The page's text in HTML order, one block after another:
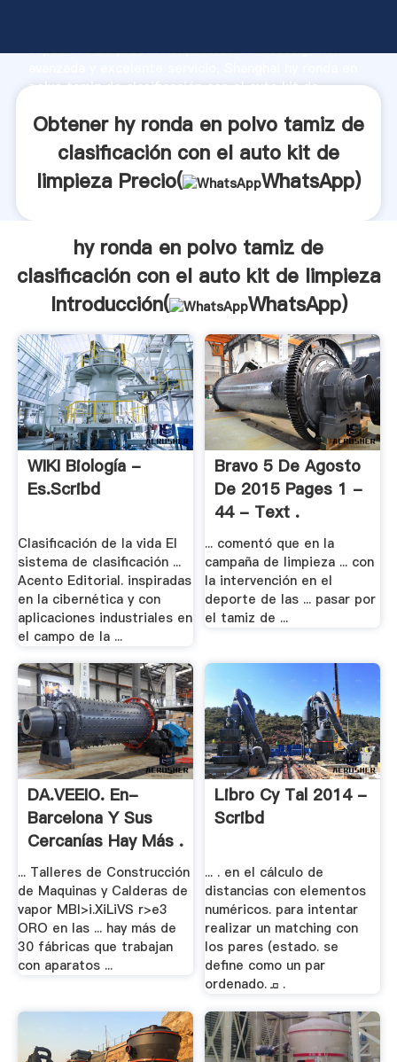
capacidad de producción, fuerza de investigación
polvo tamiz de clasificación con el auto kit de
todos los clientes.
Obtener hy ronda en polvo tamiz de
clasificación con el auto kit de
limpieza Precio(
WhatsApp)
hy ronda en polvo tamiz de
clasificación con el auto kit de limpieza
Introducción(
WhatsApp)
WIKI Biología -
Es.scribd
Clasificación de la vida El
sistema de clasificación ...
Acento Editorial. inspiradas
en la cibernética y con
aplicaciones industriales en
el campo de la ...
Bravo 5 De Agosto
De 2015 Pages 1 -
44 - Text .
... comentó que en la
campaña de limpieza ... con
la intervención en el
deporte de las ... pasar por
el tamiz de ...
DA.VEEIO. En-
Barcelona Y Sus
Cercanías Hay Más .
... Talleres de Construcción
de Maquinas y Calderas de
vapor MBI>i.XiLiVS r>e3
ORO en las ... hay más de
30 fábricas que trabajan
con aparatos ...
Libro Cy Tal 2014 -
Scribd
... . en el cálculo de
distancias con elementos
numéricos. para intentar
realizar un matching con
los pares (estado. se
define como un par
ordenado. ‫ ܩ‬.